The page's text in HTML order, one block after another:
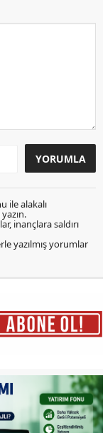
ile alakalı
inançlara saldırı
yazılmış yorumlar